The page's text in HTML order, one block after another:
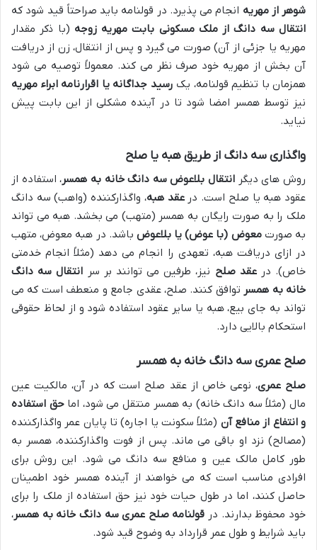
شوهر از مهریه انجام می پذیرد. در قولنامه باید صراحتاً قید شود که
انتقال سه دانگ از ملک مسکونی بابت مهریه زوجه (با ذکر مقدار
مهریه یا جزئی از آن) صورت می گیرد و پس از انتقال، زن از دریافت
آن بخش از مهریه خود صرف نظر می کند. معمولاً توصیه می شود
همزمان با تنظیم قولنامه، یک رسید جداگانه یا اقرارنامه ابراء مهریه
نیز توسط همسر امضا شود تا در آینده مشکلی از این بابت پیش
نیاید.
واگذاری سه دانگ از طریق هبه یا صلح
روش های دیگر انتقال بلاعوض سه دانگ خانه به همسر، استفاده از
عقود هبه یا صلح است. درعقد هبه، واگذارکننده (واهب) سه دانگ
ملک را به صورت رایگان به همسر (متهب) می بخشد. هبه می تواند
به صورتمعوض (با عوض) یا بلاعوض باشد. در هبه معوض، متهب
در ازای دریافت هبه، تعهدی را انجام می دهد (مثلاً انجام خدمتی
خاص). درعقد صلح نیز، طرفین می توانند بر سر انتقال سه دانگ
خانه به همسر توافق کنند. صلح، عقدی جامع و منعطف است که می
تواند به جای بیع، هبه یا سایر عقود استفاده شود و از لحاظ حقوقی
استحکام بالایی دارد.
صلح عمری سه دانگ خانه به همسر
صلح عمری، نوعی خاص از عقد صلح است که در آن، مالکیت عین
مال (مثلاً سه دانگ خانه) به همسر منتقل می شود، اماحق استفاده
و انتفاع از منافع آن (مثلاً سکونت یا اجاره) تا پایان عمر واگذارکننده
(مصالح) نزد او باقی می ماند. پس از فوت واگذارکننده، همسر به
طور کامل مالک عین و منافع سه دانگ می شود. این روش برای
افرادی مناسب است که می خواهند از آینده همسر خود اطمینان
حاصل کنند، اما در طول حیات خود نیز حق استفاده از ملک را برای
خود محفوظ بدارند. در قولنامه صلح عمری سه دانگ خانه به همسر،
باید شرایط و طول عمر قرارداد به وضوح قید شود.